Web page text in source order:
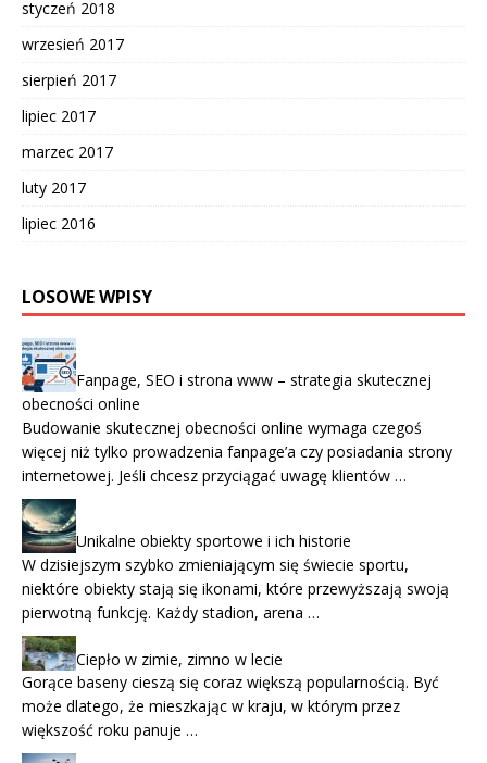
styczeń 2018
wrzesień 2017
sierpień 2017
lipiec 2017
marzec 2017
luty 2017
lipiec 2016
LOSOWE WPISY
Fanpage, SEO i strona www – strategia skutecznej
obecności online
Budowanie skutecznej obecności online wymaga czegoś
więcej niż tylko prowadzenia fanpage’a czy posiadania strony
internetowej. Jeśli chcesz przyciągać uwagę klientów …
Unikalne obiekty sportowe i ich historie
W dzisiejszym szybko zmieniającym się świecie sportu,
niektóre obiekty stają się ikonami, które przewyższają swoją
pierwotną funkcję. Każdy stadion, arena …
Ciepło w zimie, zimno w lecie
Gorące baseny cieszą się coraz większą popularnością. Być
może dlatego, że mieszkając w kraju, w którym przez
większość roku panuje …